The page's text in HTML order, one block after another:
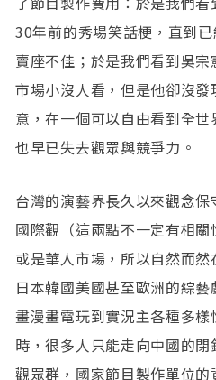
30年前的秀場笑話梗，直到
賣座不佳；於是我們看到吳
市場小沒人看，但是他卻沒
意，在一個可以自由看到全
也早已失去觀眾與競爭力。
台灣的演藝界長久以來觀念
國際觀（這兩點不一定有相
或是華人市場，所以自然而
日本韓國美國甚至歐洲的綜
畫漫畫電玩到實況主各種多
時，很多人只能走向中國的
觀眾群，國家節目製作單位